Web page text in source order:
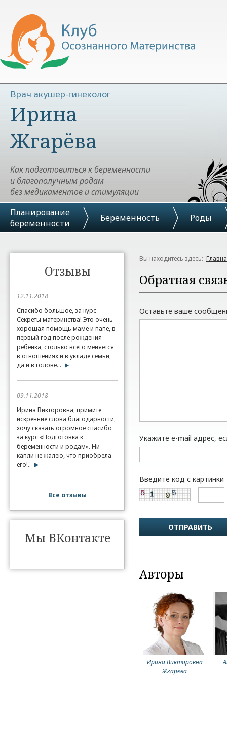
Врач акушер-гинеколог
Ирина
Жгарёва
Как подготовиться к беременности
и благополучным родам
без медикаментов и стимуляции
Планирование
беременности
Беременность Роды
Отзывы
12.11.2018
Спасибо большое, за курс
Секреты материнства! Это очень
хорошая помощь маме и папе, в
первый год после рождения
ребенка, столько всего меняется
в отношениях и в укладе семьи,
да и в голове...
09.11.2018
Ирина Викторовна, примите
искренние слова благодарности,
хочу сказать огромное спасибо
за курс «Подготовка к
беременности и родам». Ни
капли не жалею, что приобрела
его!..
Все отзывы
Мы ВКонтакте
Вы находитесь здесь:
Обратная
Оставьте ваше
Укажите e-mail адрес,
Введите код с картинки
Авторы
Ирина Викторовна
Жгарёва